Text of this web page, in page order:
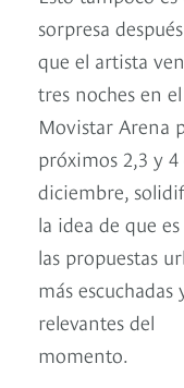
sorpresa
que el artista
tres noches en el
Movistar Arena
próximos 2,3 y 4
diciembre,
la idea de que
las propuestas
más escuchadas
relevantes del
momento.